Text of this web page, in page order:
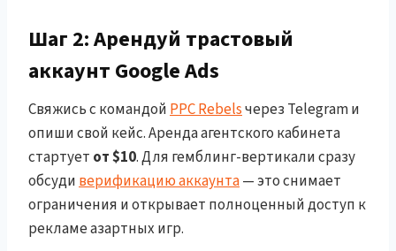
Шаг 2: Арендуй трастовый
аккаунт Google Ads
Свяжись с командой PPC Rebelsчерез Telegram и
опиши свой кейс. Аренда агентского кабинета
стартует от $10. Для гемблинг-вертикали сразу
обсуди верификацию аккаунта— это снимает
ограничения и открывает полноценный доступ к
рекламе азартных игр.